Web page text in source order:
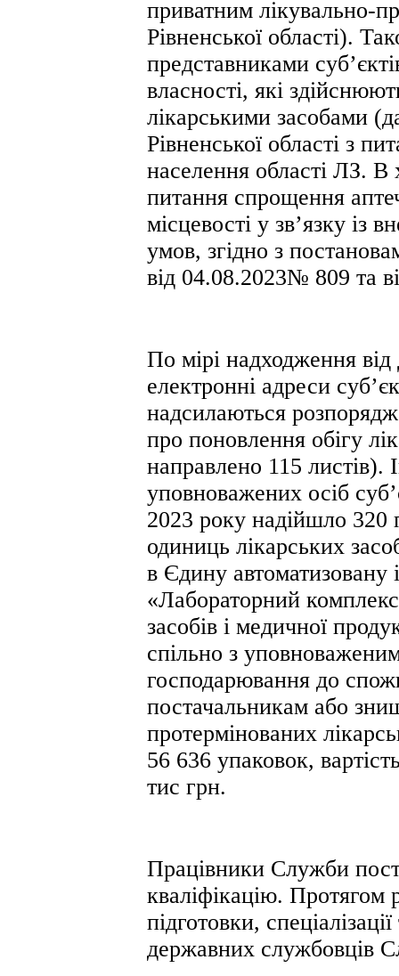
приватним лікувально-
Рівненської області).
представниками
власності, які
лікарськими засобами
Рівненської області з
населення області ЛЗ. В
питання спрощення
місцевості у зв’язку із
умов, згідно з
від 04.08.2023№ 809 та
По мірі надходження
електронні адреси
надсилаються
про поновлення обігу
направлено 115 листів).
уповноважених осіб
2023 року надійшло 320
одиниць лікарських
в Єдину автоматизовану
«Лабораторний
засобів і медичної
спільно з
господарювання до
постачальникам або
протермінованих
56 636 упаковок,
тис грн.
Працівники Служби
кваліфікацію. Протягом
підготовки,
державних службовців